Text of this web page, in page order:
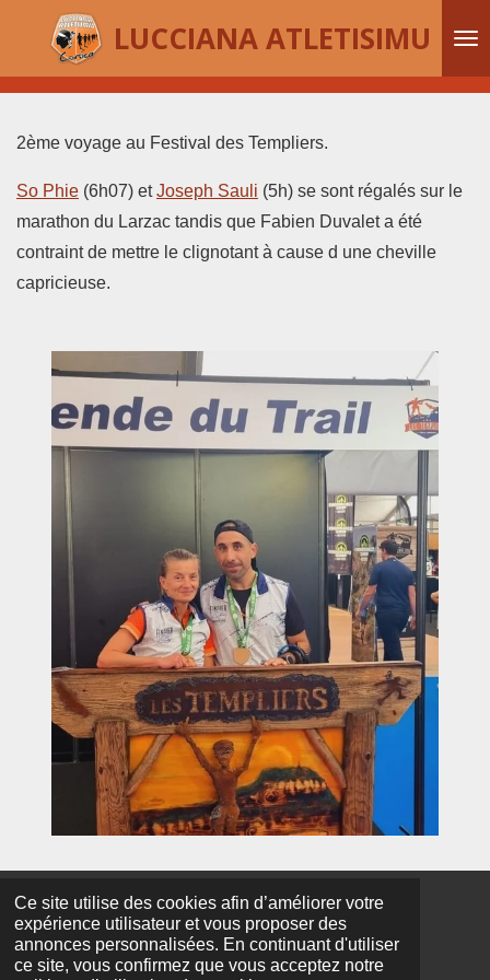
Ce site utilise des cookies afin d’améliorer votre
expérience utilisateur et vous proposer des
annonces personnalisées. En continuant d'utiliser
ce site, vous confirmez que vous acceptez notre
Passer
LUCCIANA ATLETISIMU
2ème voyage au Festival des Templiers.
So Phie (6h07) etJoseph Sauli (5h) se sont régalés sur le
marathon du Larzac tandis que Fabien Duvalet a été
contraint de mettre le clignotant à cause d une cheville
capricieuse.
© 2026 Lucciana-atletisImu - Un core, un'animà, un spiritu
Propulsé parWebador